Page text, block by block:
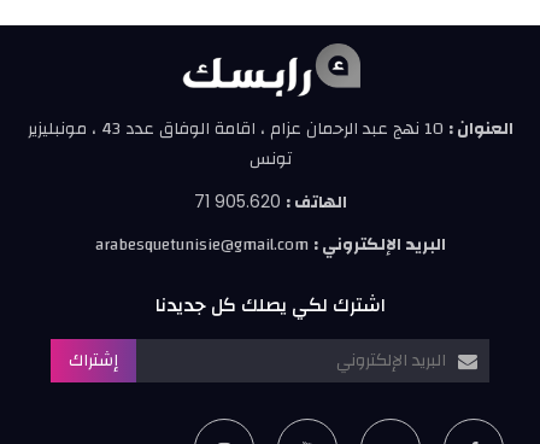
العنوان :
10 نهج عبد الرحمان عزام ، اقامة الوفاق عدد 43 ، مونبليزير
تونس
الهاتف : 71 905.620
البريد الإلكتروني : arabesquetunisie@gmail.com
اشترك لكي يصلك كل جديدنا
إشتراك